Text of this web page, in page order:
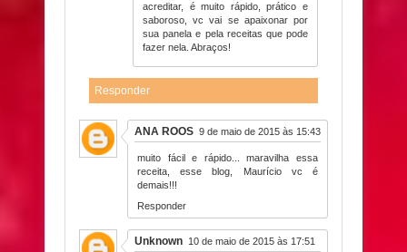
acreditar, é muito rápido, prático e
saboroso, vc vai se apaixonar por
sua panela e pela receitas que pode
fazer nela. Abraços!
Responder
ANA ROOS 9 de maio de 2015 às 15:43
muito fácil e rápido... maravilha essa
receita, esse blog, Maurício vc é
demais!!!
Responder
Unknown 10 de maio de 2015 às 17:51